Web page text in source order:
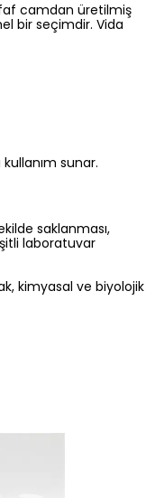
camdan üretilmiş
bir seçimdir. Vida
sunar.
saklanması,
laboratuvar
kimyasal ve biyolojik